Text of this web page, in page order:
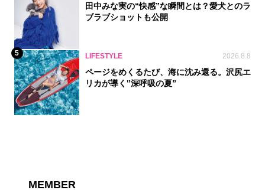
田中みな実の“快感”な瞬間とは？愛犬とのラ
ブラブショットも公開
5 LIFESTYLE 2026.8.8
ページをめくるたび、海に沈み還る。沢尻エ
リカが導く‟深呼吸の夏”
MEMBER